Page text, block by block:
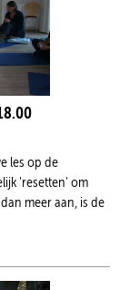
les op de
'resetten' om
meer aan, is de